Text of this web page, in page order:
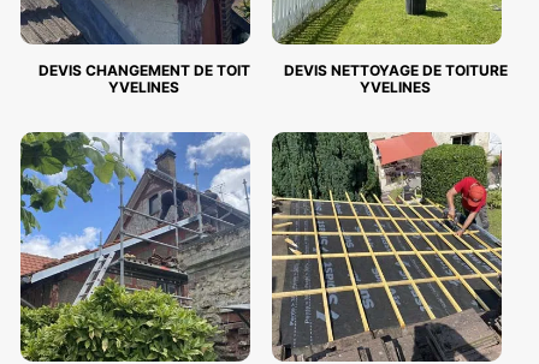
DEVIS CHANGEMENT DE TOIT
YVELINES
DEVIS NETTOYAGE DE TOITURE
YVELINES